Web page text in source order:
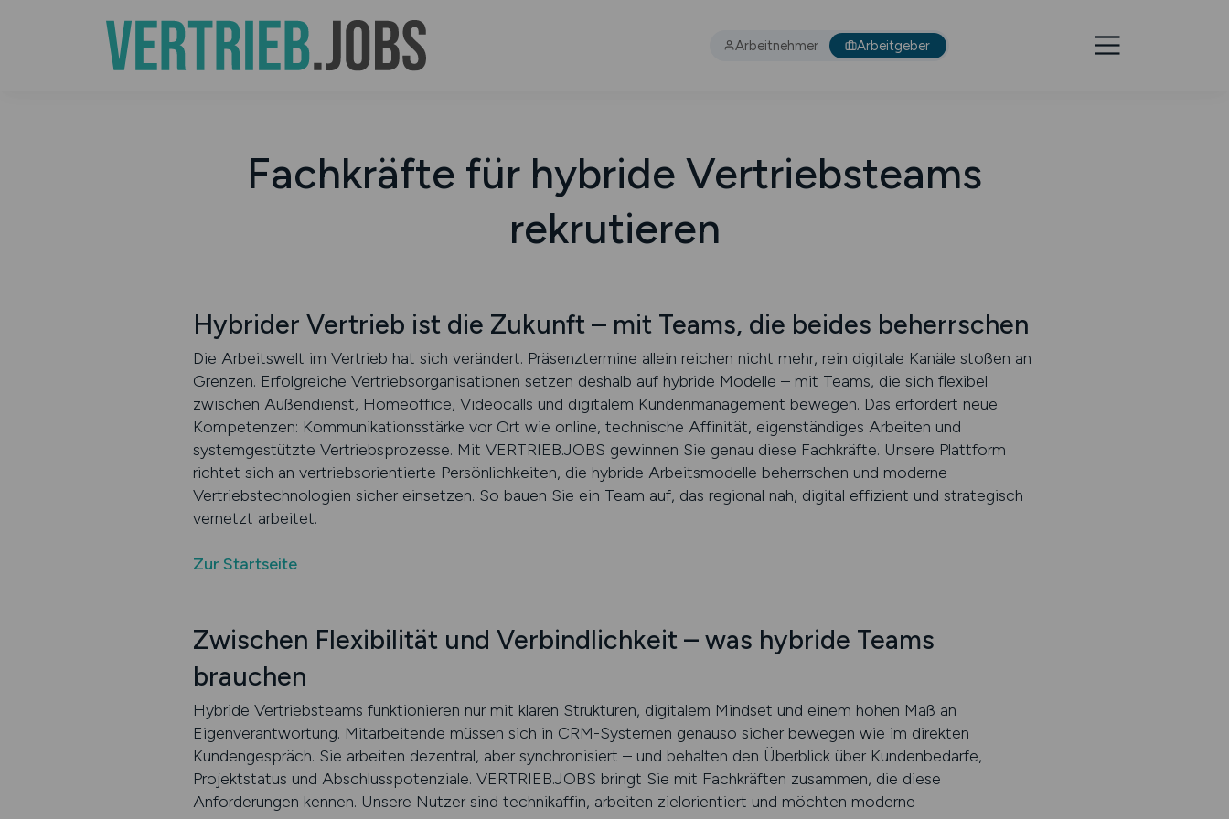
Arbeitnehmer Arbeitgeber
Fachkräfte für hybride Vertriebsteams
rekrutieren
Hybrider Vertrieb ist die Zukunft – mit Teams, die beides beherrschen
Die Arbeitswelt im Vertrieb hat sich verändert. Präsenztermine allein reichen nicht mehr, rein digitale Kanäle stoßen an
Grenzen. Erfolgreiche Vertriebsorganisationen setzen deshalb auf hybride Modelle – mit Teams, die sich flexibel
zwischen Außendienst, Homeoffice, Videocalls und digitalem Kundenmanagement bewegen. Das erfordert neue
Kompetenzen: Kommunikationsstärke vor Ort wie online, technische Affinität, eigenständiges Arbeiten und
systemgestützte Vertriebsprozesse. Mit VERTRIEB.JOBS gewinnen Sie genau diese Fachkräfte. Unsere Plattform
richtet sich an vertriebsorientierte Persönlichkeiten, die hybride Arbeitsmodelle beherrschen und moderne
Vertriebstechnologien sicher einsetzen. So bauen Sie ein Team auf, das regional nah, digital effizient und strategisch
vernetzt arbeitet.
Zur Startseite
Zwischen Flexibilität und Verbindlichkeit – was hybride Teams
brauchen
Hybride Vertriebsteams funktionieren nur mit klaren Strukturen, digitalem Mindset und einem hohen Maß an
Eigenverantwortung. Mitarbeitende müssen sich in CRM-Systemen genauso sicher bewegen wie im direkten
Kundengespräch. Sie arbeiten dezentral, aber synchronisiert – und behalten den Überblick über Kundenbedarfe,
Projektstatus und Abschlusspotenziale. VERTRIEB.JOBS bringt Sie mit Fachkräften zusammen, die diese
Anforderungen kennen. Unsere Nutzer sind technikaffin, arbeiten zielorientiert und möchten moderne